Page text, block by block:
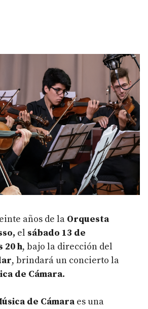
años de la Orquesta
el sábado 13 de
20 h, bajo la dirección del
, brindará un concierto la
de Cámara.
de Cámara es una